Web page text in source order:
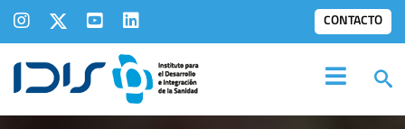
CONTACTO